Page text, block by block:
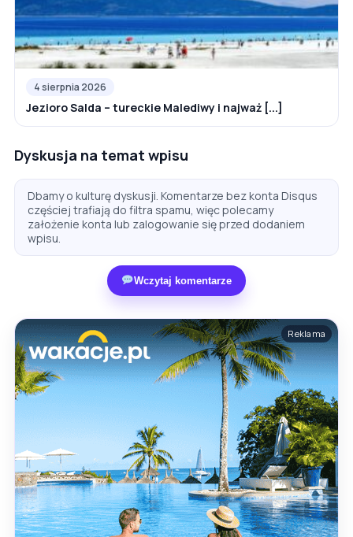
4 sierpnia 2026
Jezioro Salda – tureckie Malediwy i najważ [...]
Dyskusja na temat wpisu
Dbamy o kulturę dyskusji. Komentarze bez konta Disqus
częściej trafiają do filtra spamu, więc polecamy
założenie konta lub zalogowanie się przed dodaniem
wpisu.
Wczytaj komentarze
Reklama